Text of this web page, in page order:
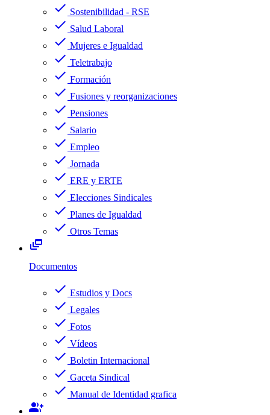
check Sostenibilidad - RSE
check Salud Laboral
check Mujeres e Igualdad
check Teletrabajo
check Formación
check Fusiones y reorganizaciones
check Pensiones
check Salario
check Empleo
check Jornada
check ERE y ERTE
check Elecciones Sindicales
check Planes de Igualdad
check Otros Temas
dynamic_feed
Documentos
check Estudios y Docs
check Legales
check Fotos
check Vídeos
check Boletin Internacional
check Gaceta Sindical
check Manual de Identidad grafica
group_add